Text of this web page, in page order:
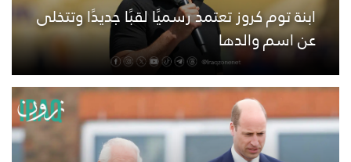
ابنة توم كروز تعتمد رسميًا لقبًا جديدًا وتتخلى
عن اسم والدها